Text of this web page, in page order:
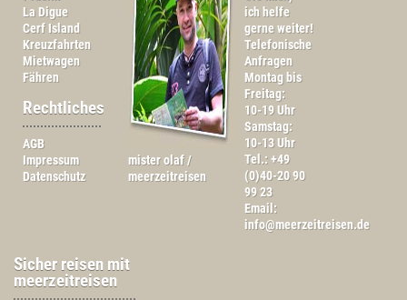
La Digue
Cerf Island
Kreuzfahrten
Mietwagen
Fähren
Rechtliches
AGB
Impressum
Datenschutz
mister olaf /
meerzeitreisen
ich helfe
gerne weiter!
Telefonische
Anfragen
Montag bis
Freitag:
10-19 Uhr
Samstag:
10-13 Uhr
Tel.: +49
(0)40-20 90
99 23
Email:
info@meerzeitreisen.de
Sicher reisen mit
meerzeitreisen